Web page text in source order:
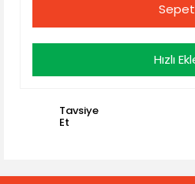
Hızlı
Tavsiye
Et